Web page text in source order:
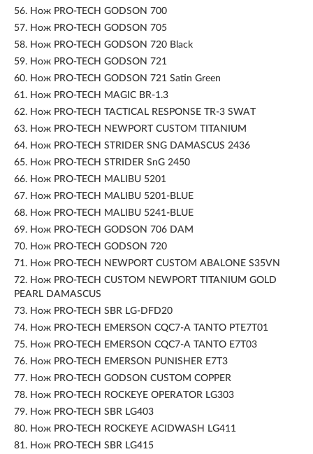
56. Нож PRO-TECH GODSON 700
57. Нож PRO-TECH GODSON 705
58. Нож PRO-TECH GODSON 720 Black
59. Нож PRO-TECH GODSON 721
60. Нож PRO-TECH GODSON 721 Satin Green
61. Нож PRO-TECH MAGIC BR-1.3
62. Нож PRO-TECH TACTICAL RESPONSE TR-3 SWAT
63. Нож PRO-TECH NEWPORT CUSTOM TITANIUM
64. Нож PRO-TECH STRIDER SNG DAMASCUS 2436
65. Нож PRO-TECH STRIDER SnG 2450
66. Нож PRO-TECH MALIBU 5201
67. Нож PRO-TECH MALIBU 5201-BLUE
68. Нож PRO-TECH MALIBU 5241-BLUE
69. Нож PRO-TECH GODSON 706 DAM
70. Нож PRO-TECH GODSON 720
71. Нож PRO-TECH NEWPORT CUSTOM ABALONE S35VN
72. Нож PRO-TECH CUSTOM NEWPORT TITANIUM GOLD
PEARL DAMASCUS
73. Нож PRO-TECH SBR LG-DFD20
74. Нож PRO-TECH EMERSON CQC7-A TANTO PTE7T01
75. Нож PRO-TECH EMERSON CQC7-A TANTO E7T03
76. Нож PRO-TECH EMERSON PUNISHER E7T3
77. Нож PRO-TECH GODSON CUSTOM COPPER
78. Нож PRO-TECH ROCKEYE OPERATOR LG303
79. Нож PRO-TECH SBR LG403
80. Нож PRO-TECH ROCKEYE ACIDWASH LG411
81. Нож PRO-TECH SBR LG415